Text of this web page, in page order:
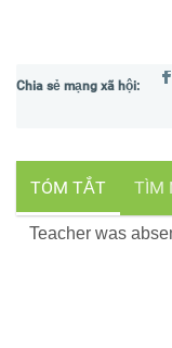
TÓM TẮT TÌM
Teacher was